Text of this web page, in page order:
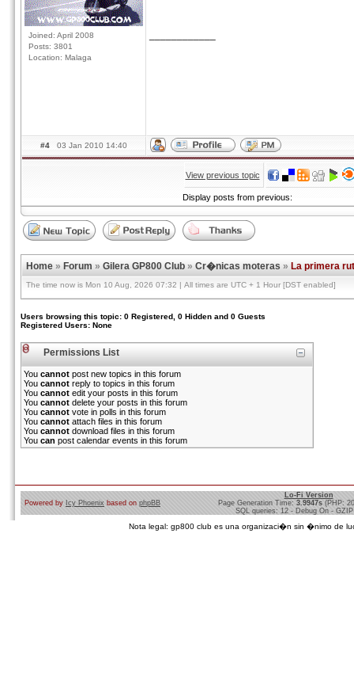
Joined: April 2008
Posts: 3801
Location: Malaga
#4 03 Jan 2010 14:40
View previous topic
Display posts from previous:
Home » Forum » Gilera GP800 Club » Cr�nicas moteras » La primera
The time now is Mon 10 Aug, 2026 07:32 | All times are UTC + 1 Hour [DST enabled]
Users browsing this topic: 0 Registered, 0 Hidden and 0 Guests
Registered Users: None
Permissions List
You cannot post new topics in this forum
You cannot reply to topics in this forum
You cannot edit your posts in this forum
You cannot delete your posts in this forum
You cannot vote in polls in this forum
You cannot attach files in this forum
You cannot download files in this forum
You can post calendar events in this forum
Powered by Icy Phoenix based on phpBB
Lo-Fi Version
Page Generation Time: 3.9947s (PHP:
SQL queries: 12 - Debug On -
Nota legal: gp800 club es una organizaci�n sin �nimo de